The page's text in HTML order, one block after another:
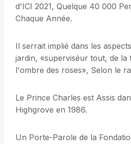
d'ICI 2021, Quelque 40 000
Chaque Année.
Il serrait implié dans les
jardin, «superviséur tout, de la
l'ombre des roses», Selon le
Le Prince Charles est Assis
Highgrove en 1986.
Un Porte-Parole de la